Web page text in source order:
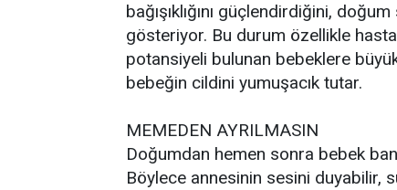
bağışıklığını güçlendirdiğini,
gösteriyor. Bu durum özellikle
potansiyeli bulunan bebeklere
bebeğin cildini yumuşacık tutar.
MEMEDEN AYRILMASIN
Doğumdan hemen sonra bebek
Böylece annesinin sesini duyabilir,